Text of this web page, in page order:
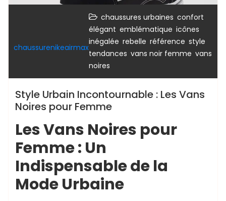
chaussurenikeairmax
chaussures urbaines confort
élégant emblématique icônes
inégalée rebelle référence style
tendances vans noir femme vans
noires
Style Urbain Incontournable : Les Vans
Noires pour Femme
Les Vans Noires pour
Femme : Un
Indispensable de la
Mode Urbaine